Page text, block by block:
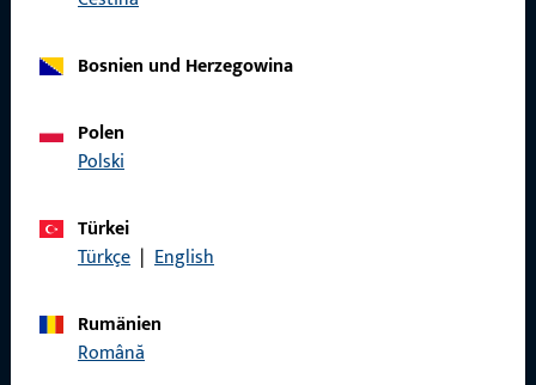
Bosnien und Herzegowina
Polen
Polski
Türkei
Türkçe | English
Rumänien
Română